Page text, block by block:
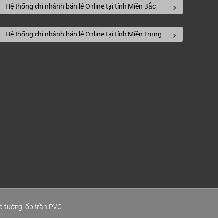
trọng, hiện đại
nhóm gỗ VII, sinh trưởng chủ yếu ở vùng ôn
(Mỹ, Nga, Brazil, Pháp, Anh…) với nhiều
cầu và ngân sách của người dùng.
Hệ thống chi nhánh bán lẻ Online tại tỉnh Miền Bắc
Hệ thống chi nhánh bán lẻ Online tại tỉnh Miền Trung
tường, ốp trần PVC